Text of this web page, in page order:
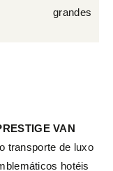
grandes
VAN
transporte de luxo
hotéis